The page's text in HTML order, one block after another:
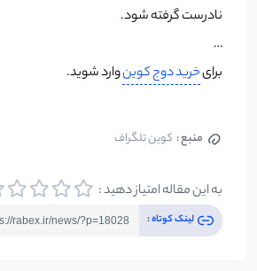
نادرست گرفته شود.
…
برایخرید دوج کوینوارد شوید.
منبع : کوین تلگراف
به این مقاله امتیاز دهید :
لینک کوتاه :